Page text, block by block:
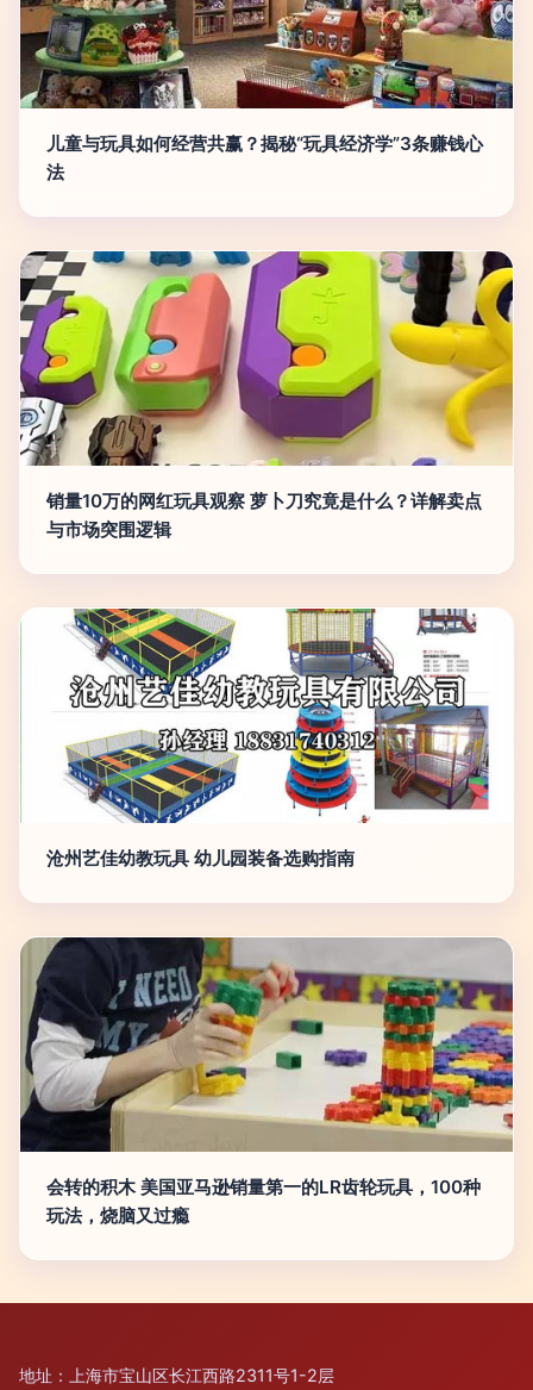
儿童与玩具如何经营共赢？揭秘“玩具经济学”3条赚钱心
法
销量10万的网红玩具观察 萝卜刀究竟是什么？详解卖点
与市场突围逻辑
沧州艺佳幼教玩具 幼儿园装备选购指南
会转的积木 美国亚马逊销量第一的LR齿轮玩具，100种
玩法，烧脑又过瘾
地址：上海市宝山区长江西路2311号1-2层